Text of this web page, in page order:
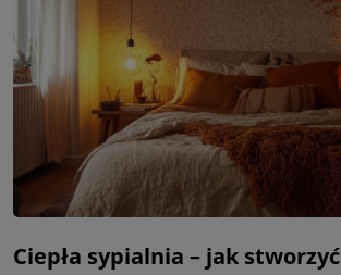
Ciepła sypialnia – jak stworzyć